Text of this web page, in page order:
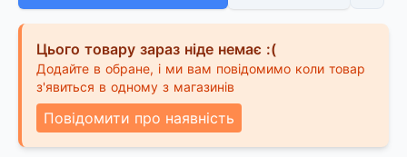
Цього товару зараз ніде немає :(
Додайте в обране, і ми вам повідомимо коли товар
з'явиться в одному з магазинів
Повідомити про наявність